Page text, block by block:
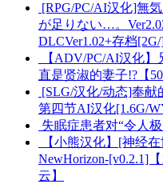
[RPG/PC/AI汉化]無
が足りない…。
DLCVer1.02+存档
【ADV/PC/AI汉化
直是贤淑的妻子!?【
[SLG/汉化/动态]奉献
第四节AI汉化[1.6G/
失眠症患者对“令人
【小熊汉化】[神经
NewHorizon-[v0.2.1]
云】